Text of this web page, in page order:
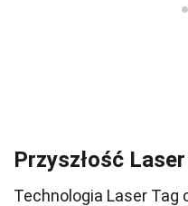
Przyszłość
Technologia Laser Tag